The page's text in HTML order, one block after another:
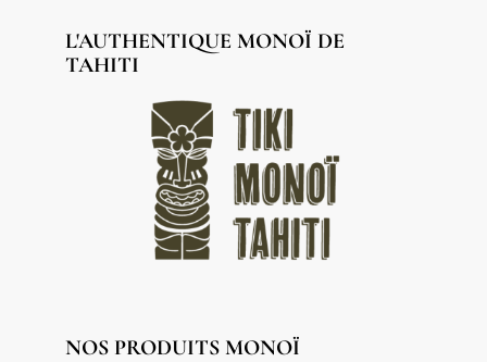
L'AUTHENTIQUE MONOÏ DE
TAHITI
NOS PRODUITS MONOÏ